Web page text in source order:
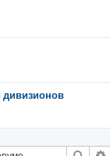
дивизионов